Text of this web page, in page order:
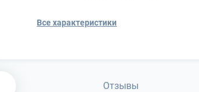
Все характеристики
Отзывы